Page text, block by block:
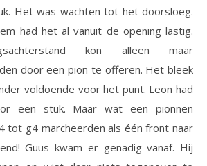
Het was wachten tot het doorsloeg.
had het al vanuit de opening lastig.
kon alleen maar
door een pion te offeren. Het bleek
voldoende voor het punt. Leon had
een stuk. Maar wat een pionnen
tot g4 marcheerden als één front naar
Guus kwam er genadig vanaf. Hij